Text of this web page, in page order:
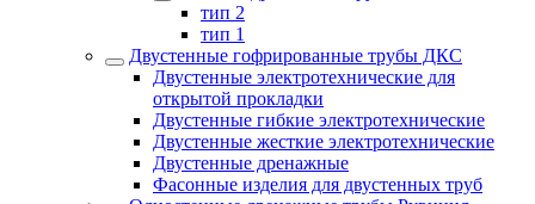
тип 2
тип 1
Двустенные гофрированные трубы ДКС
Двустенные электротехнические для
открытой прокладки
Двустенные гибкие электротехнические
Двустенные жесткие электротехнические
Двустенные дренажные
Фасонные изделия для двустенных труб